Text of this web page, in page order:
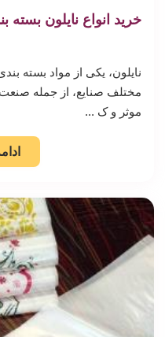
خرید انواع نایلون
نایلون، یکی از مواد بسته
مختلف صنایع، از جمله صنعت
موثر و ک ...